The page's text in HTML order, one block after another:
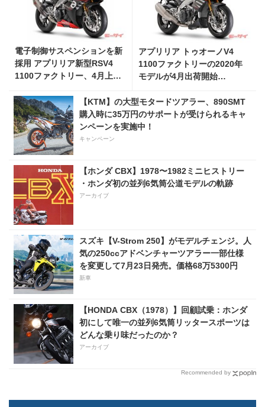
電子制御サスペンションを新
採用 アプリリア新型RSV4
1100ファクトリー、4月上旬
アプリリア トゥオーノV4
1100ファクトリーの2020年
モデルが4月出荷開始
カラーリングに」
【KTM】の大型モタードツアラー、890SMT
購入時に35万円のサポートが受けられるキャ
ンペーンを実施中！
キャンペーン
【ホンダ CBX】1978〜1982ミニヒストリー
・ホンダ初の並列6気筒公道モデルの軌跡
アーカイブ
スズキ【V-Strom 250】がモデルチェンジ。人
気の250ccアドベンチャーツアラー一部仕様
を変更して7月23日発売。価格68万5300円
新車
【HONDA CBX（1978）】回顧試乗：ホンダ
初にして唯一の並列6気筒リッタースポーツは
どんな乗り味だったのか？
アーカイブ
Recommended by